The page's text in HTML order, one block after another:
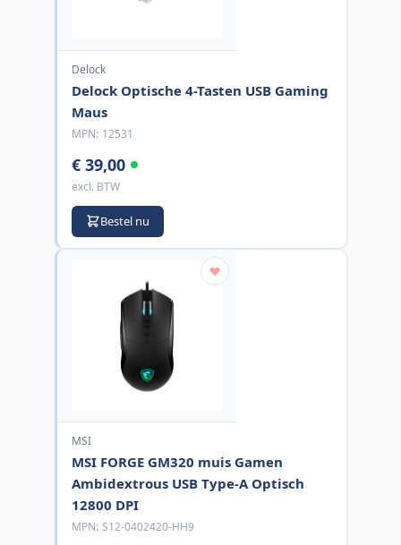
Delock
Delock Optische 4-Tasten USB Gaming
Maus
MPN: 12531
€ 39,00
excl. BTW
Bestel nu
MSI
MSI FORGE GM320 muis Gamen
Ambidextrous USB Type-A Optisch
12800 DPI
MPN: S12-0402420-HH9